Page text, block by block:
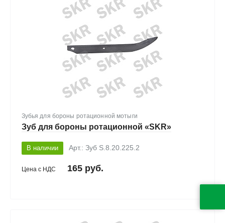
Зубья для бороны ротационной мотыги
Зуб для бороны ротационной «SKR»
В наличии Арт.: Зуб S.8.20.225.2
Цена с НДС 165 руб.